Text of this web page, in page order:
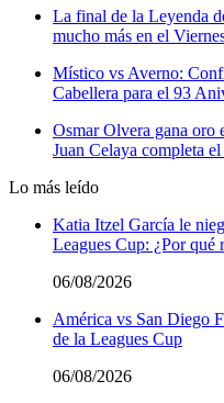
La final de la Leyenda
mucho más en el
Místico vs Averno:
Cabellera para el 93
Osmar Olvera gana oro
Juan Celaya completa
Lo más leído
Katia Itzel García le
Leagues Cup: ¿Por qué
06/08/2026
América vs San Diego
de la Leagues Cup
06/08/2026